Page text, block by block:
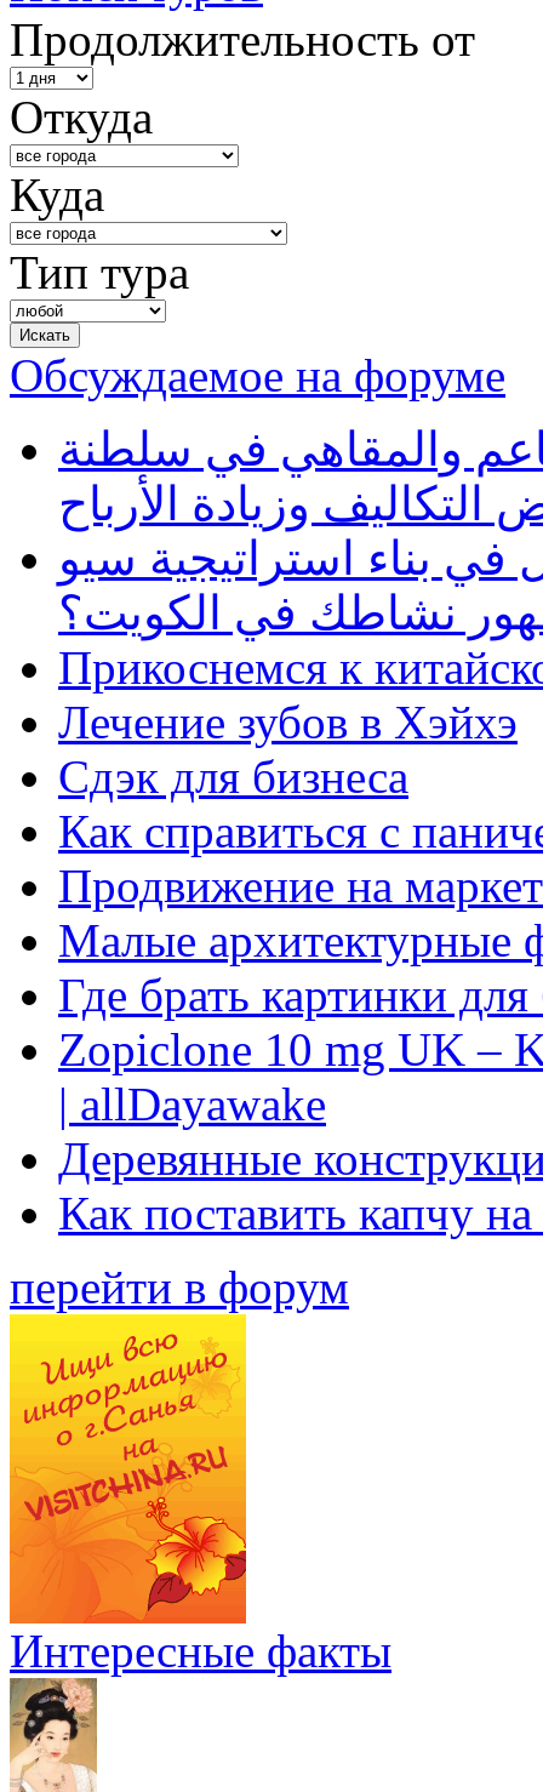
Продолжительность от
Откуда
Куда
Тип тура
Обсуждаемое на форуме
والمقاهي في سلطنة
وزيادة الأرباح
بناء استراتيجية سيو
نشاطك في الكويت؟
Прикоснемся к
Лечение зубов в Хэйхэ
Сдэк для бизнеса
Как справиться с
Продвижение на
Малые архитектурные
Где брать картинки
Zopiclone 10 mg UK –
| allDayawake
Деревянные
Как поставить капчу
перейти в форум
Интересные факты